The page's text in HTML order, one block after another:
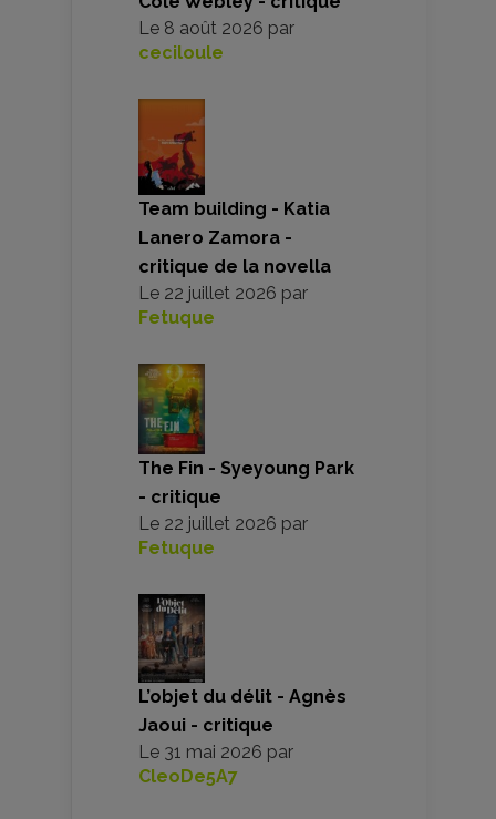
Le 8 août 2026 par
ceciloule
Team building - Katia
Lanero Zamora -
critique de la novella
Le 22 juillet 2026 par
Fetuque
The Fin - Syeyoung Park
- critique
Le 22 juillet 2026 par
Fetuque
L’objet du délit - Agnès
Jaoui - critique
Le 31 mai 2026 par
CleoDe5A7